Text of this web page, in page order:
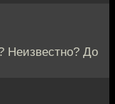
До